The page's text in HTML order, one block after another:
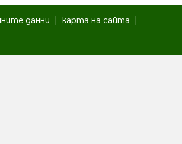
данни карта на сайта